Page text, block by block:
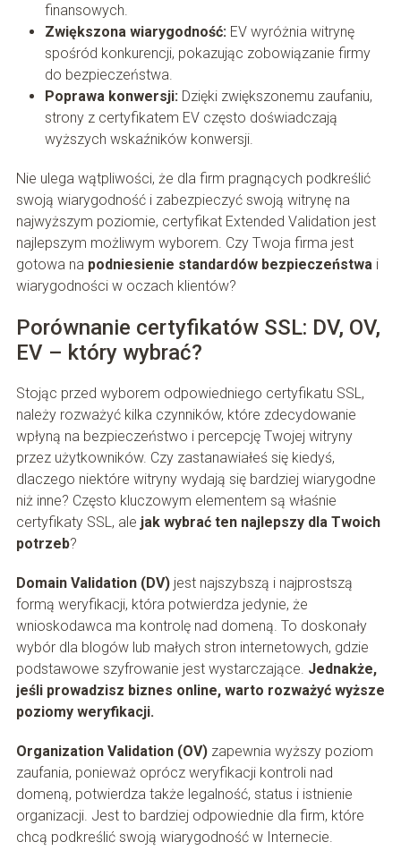
finansowych.
Zwiększona wiarygodność: EV wyróżnia witrynę
spośród konkurencji, pokazując zobowiązanie firmy
do bezpieczeństwa.
Poprawa konwersji: Dzięki zwiększonemu zaufaniu,
strony z certyfikatem EV często doświadczają
wyższych wskaźników konwersji.
Nie ulega wątpliwości, że dla firm pragnących podkreślić
swoją wiarygodność i zabezpieczyć swoją witrynę na
najwyższym poziomie, certyfikat Extended Validation jest
najlepszym możliwym wyborem. Czy Twoja firma jest
gotowa na podniesienie standardów bezpieczeństwa i
wiarygodności w oczach klientów?
Porównanie certyfikatów SSL: DV, OV,
EV – który wybrać?
Stojąc przed wyborem odpowiedniego certyfikatu SSL,
należy rozważyć kilka czynników, które zdecydowanie
wpłyną na bezpieczeństwo i percepcję Twojej witryny
przez użytkowników. Czy zastanawiałeś się kiedyś,
dlaczego niektóre witryny wydają się bardziej wiarygodne
niż inne? Często kluczowym elementem są właśnie
certyfikaty SSL, ale jak wybrać ten najlepszy dla Twoich
potrzeb?
Domain Validation (DV)jest najszybszą i najprostszą
formą weryfikacji, która potwierdza jedynie, że
wnioskodawca ma kontrolę nad domeną. To doskonały
wybór dla blogów lub małych stron internetowych, gdzie
podstawowe szyfrowanie jest wystarczające. Jednakże,
jeśli prowadzisz biznes online, warto rozważyć wyższe
poziomy weryfikacji.
Organization Validation (OV)zapewnia wyższy poziom
zaufania, ponieważ oprócz weryfikacji kontroli nad
domeną, potwierdza także legalność, status i istnienie
organizacji. Jest to bardziej odpowiednie dla firm, które
chcą podkreślić swoją wiarygodność w Internecie.